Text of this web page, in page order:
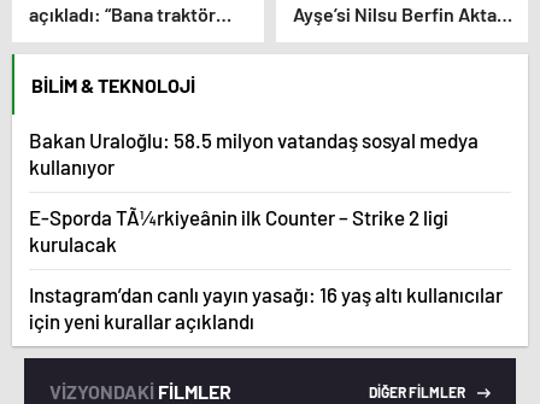
açıkladı: “Bana traktör
derler”
Ayşe’si Nilsu Berfin Aktaş
imaj değiştirdi
BILIM & TEKNOLOJI
Bakan Uraloğlu: 58.5 milyon vatandaş sosyal medya
kullanıyor
E-Sporda TÃ¼rkiyeânin ilk Counter – Strike 2 ligi
kurulacak
Instagram’dan canlı yayın yasağı: 16 yaş altı kullanıcılar
için yeni kurallar açıklandı
VİZYONDAKİ FİLMLER DİĞER FİLMLER